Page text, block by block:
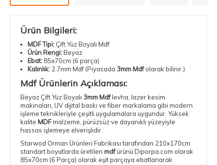
Ürün Bilgileri:
MDF Tipi: Çift Yüz Boyalı Mdf
Ürün Rengi:Beyaz
Ebat: 85x70cm (6 parça)
Kalınlık: 2.7mm Mdf (Piyasada 3mm Mdfolarak bilinir.)
Mdf Ürünlerin Açıklaması:
Beyaz Çift Yüz Boyalı 3mm Mdflevha, lazer kesim
makinaları , UV dijital baskı vefiber markalama gibi modern
işleme teknikleriyle çeşitli uygulamalara uygundur. Yüksek
kalite MDFmalzeme, pürüzsüz ve dayanıklı yüzeyiyle
hassas işlemeye elverişlidir.
Starwod Orman Ürünleri Fabrikası tarafından 210x170cm
standart boyutlarda üretilen mdfürünü Diporpa.com olarak
85x70cm (6 Parça) olarak eşit parçaya ebatlanarak